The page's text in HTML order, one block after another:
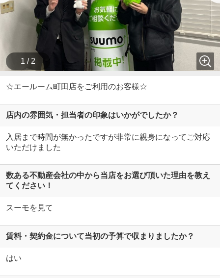
1 / 2
☆エールーム町田店をご利用のお客様☆
店内の雰囲気・担当者の印象はいかがでしたか？
入居まで時間が無かったですが非常に親身になってご対応
いただけました
数ある不動産会社の中から当店をお選び頂いた理由を教え
てください！
スーモを見て
賃料・契約金について当初の予算で収まりましたか？
はい